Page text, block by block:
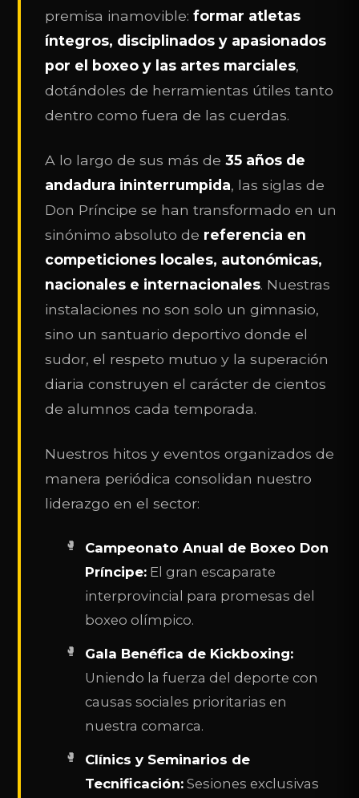
premisa inamovible:formar atletas
íntegros, disciplinados y apasionados
por el boxeo y las artes marciales,
dotándoles de herramientas útiles tanto
dentro como fuera de las cuerdas.
A lo largo de sus más de35 años de
andadura ininterrumpida, las siglas de
Don Príncipe se han transformado en un
sinónimo absoluto de referencia en
competiciones locales, autonómicas,
nacionales e internacionales. Nuestras
instalaciones no son solo un gimnasio,
sino un santuario deportivo donde el
sudor, el respeto mutuo y la superación
diaria construyen el carácter de cientos
de alumnos cada temporada.
Nuestros hitos y eventos organizados de
manera periódica consolidan nuestro
liderazgo en el sector:
Campeonato Anual de Boxeo Don
Príncipe: El gran escaparate
interprovincial para promesas del
boxeo olímpico.
Gala Benéfica de Kickboxing:
Uniendo la fuerza del deporte con
causas sociales prioritarias en
nuestra comarca.
Clínics y Seminarios de
Tecnificación: Sesiones exclusivas